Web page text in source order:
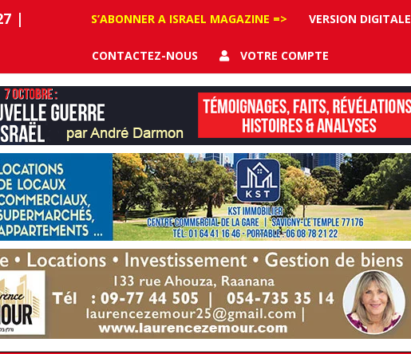
|
S’ABONNER A ISRAEL MAGAZINE => VERSION DIGITALE
CONTACTEZ-NOUS VOTRE COMPTE